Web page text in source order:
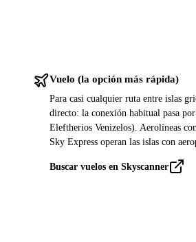
Vuelo (la opción más rápida)
Para casi cualquier ruta entre islas
directo: la conexión habitual pasa
Eleftherios Venizelos). Aerolíneas
Sky Express operan las islas con
Buscar vuelos en Skyscanner